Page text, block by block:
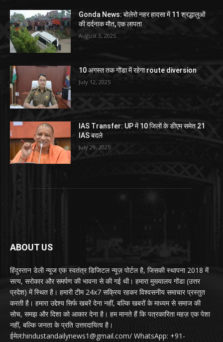
Gonda News: बोलेरो नहर हादसा में 11 श्रद्धालुओं
की दर्दनाक मौत, एक लापता
August 3, 2025
10 अगस्त तक गोंडा में रहेगा route diversion
July 12, 2025
IAS Transfer: UP में 10 जिलों के डीएम समेत 21
IAS बदले
July 29, 2025
ABOUT US
हिंदुस्तान डेली न्यूज एक स्वतंत्र डिजिटल न्यूज़ पोर्टल है, जिसकी स्थापना 2018 में
सत्य, सरोकार और समर्पण की भावना से की गई थी। हमारा मुख्यालय गोंडा (उत्तर
प्रदेश) में स्थित है। हमारी टीम 24x7 सक्रिय रहकर विश्वसनीय समाचार प्रस्तुत
करती है। हमारा उद्देश्य सिर्फ खबरें देना नहीं, बल्कि खबरों के माध्यम से समाज की
सोच, समझ और दिशा को आकार देना है। हम मानते हैं कि पत्रकारिता महज़ एक पेशा
नहीं, बल्कि जनता के प्रति उत्तरदायित्व है।
ईमेल:hindustandailynews1@gmail.com/ WhatsApp: +91-